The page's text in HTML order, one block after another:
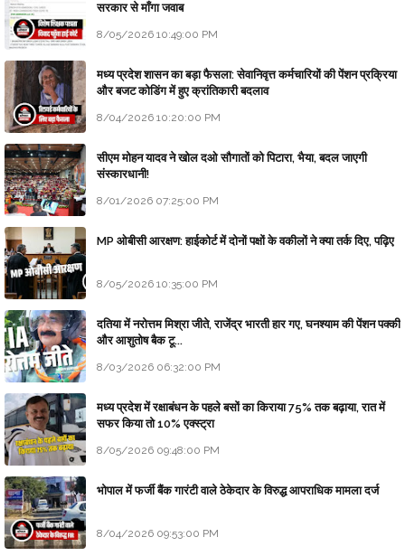
सरकार से माँगा जवाब
8/05/2026 10:49:00 PM
मध्य प्रदेश शासन का बड़ा फैसला: सेवानिवृत्त कर्मचारियों की पेंशन प्रक्रिया
और बजट कोडिंग में हुए क्रांतिकारी बदलाव
8/04/2026 10:20:00 PM
सीएम मोहन यादव ने खोल दओ सौगातों को पिटारा, भैया, बदल जाएगी
संस्कारधानी!
8/01/2026 07:25:00 PM
MP ओबीसी आरक्षण: हाईकोर्ट में दोनों पक्षों के वकीलों ने क्या तर्क दिए, पढ़िए
8/05/2026 10:35:00 PM
दतिया में नरोत्तम मिश्रा जीते, राजेंद्र भारती हार गए, घनश्याम की पेंशन पक्की
और आशुतोष बैक टू...
8/03/2026 06:32:00 PM
मध्य प्रदेश में रक्षाबंधन के पहले बसों का किराया 75% तक बढ़ाया, रात में
सफर किया तो 10% एक्स्ट्रा
8/05/2026 09:48:00 PM
भोपाल में फर्जी बैंक गारंटी वाले ठेकेदार के विरुद्ध आपराधिक मामला दर्ज
8/04/2026 09:53:00 PM